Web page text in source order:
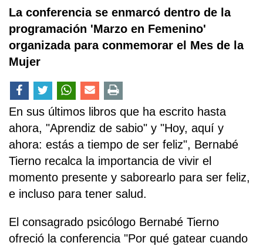
La conferencia se enmarcó dentro de la
programación 'Marzo en Femenino'
organizada para conmemorar el Mes de la
Mujer
En sus últimos libros que ha escrito hasta
ahora, "Aprendiz de sabio" y "Hoy, aquí y
ahora: estás a tiempo de ser feliz", Bernabé
Tierno recalca la importancia de vivir el
momento presente y saborearlo para ser feliz,
e incluso para tener salud.
El consagrado psicólogo Bernabé Tierno
ofreció la conferencia "Por qué gatear cuando